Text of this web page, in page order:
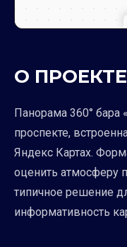
О ПРОЕКТЕ
Панорама 360°
проспекте,
Яндекс Картах.
оценить атмосферу
типичное решение
информативность